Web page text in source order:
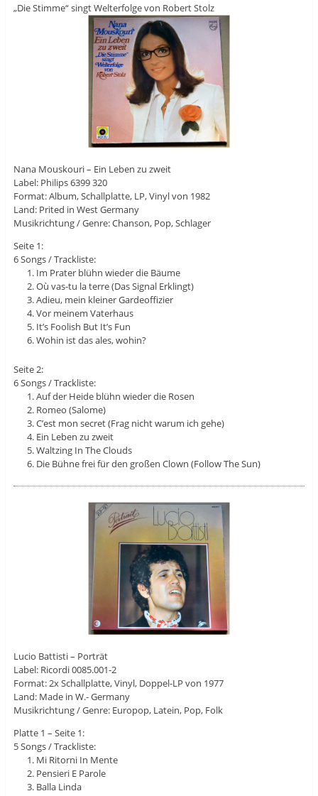
„Die Stimme“ singt Welterfolge von Robert Stolz
Nana Mouskouri – Ein Leben zu zweit
Label: Philips 6399 320
Format: Album, Schallplatte, LP, Vinyl von 1982
Land: Prited in West Germany
Musikrichtung / Genre: Chanson, Pop, Schlager
Seite 1:
6 Songs / Trackliste:
Im Prater blühn wieder die Bäume
Où vas-tu la terre (Das Signal Erklingt)
Adieu, mein kleiner Gardeoffizier
Vor meinem Vaterhaus
It’s Foolish But It’s Fun
Wohin ist das ales, wohin?
Seite 2:
6 Songs / Trackliste:
Auf der Heide blühn wieder die Rosen
Romeo (Salome)
C’est mon secret (Frag nicht warum ich gehe)
Ein Leben zu zweit
Waltzing In The Clouds
Die Bühne frei für den großen Clown (Follow The Sun)
Lucio Battisti – Porträt
Label: Ricordi 0085.001-2
Format: 2x Schallplatte, Vinyl, Doppel-LP von 1977
Land: Made in W.- Germany
Musikrichtung / Genre: Europop, Latein, Pop, Folk
Platte 1 – Seite 1:
5 Songs / Trackliste:
Mi Ritorni In Mente
Pensieri E Parole
Balla Linda